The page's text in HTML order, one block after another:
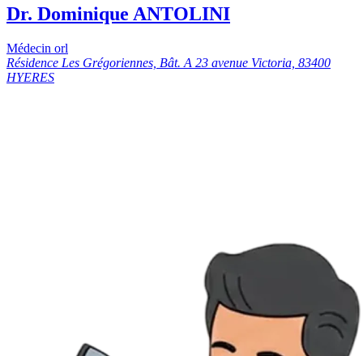
Dr. Dominique ANTOLINI
Médecin orl
Résidence Les Grégoriennes, Bât. A 23 avenue Victoria, 83400
HYERES